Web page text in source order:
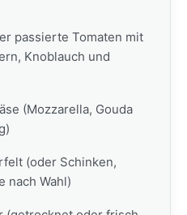
passierte Tomaten mit
Knoblauch und
(Mozzarella, Gouda
(oder Schinken,
nach Wahl)